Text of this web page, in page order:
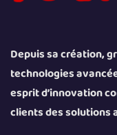
Depuis sa création,
technologies
esprit d’innovation
clients des solutions